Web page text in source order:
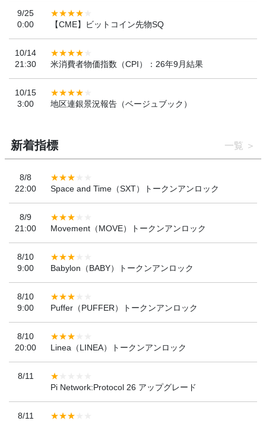
9/25
0:00
【CME】ビットコイン先物SQ
10/14
21:30
米消費者物価指数（CPI）：26年9月結果
10/15
3:00
地区連銀景況報告（ベージュブック）
新着指標 一覧
8/8
22:00
Space and Time（SXT）トークンアンロック
8/9
21:00
Movement（MOVE）トークンアンロック
8/10
9:00
Babylon（BABY）トークンアンロック
8/10
9:00
Puffer（PUFFER）トークンアンロック
8/10
20:00
Linea（LINEA）トークンアンロック
8/11
Pi Network:Protocol 26 アップグレード
8/11